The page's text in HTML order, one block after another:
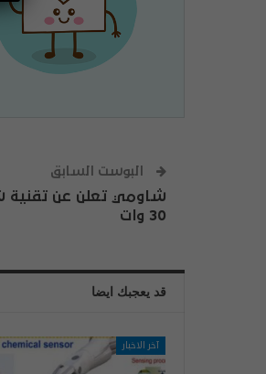
البوست السابق
شاومي تعلن عن تقنية
30 وات
قد يعجبك ايضا
آخر الاخبار